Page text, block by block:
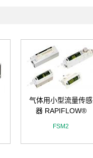
气体用小型流量传感
器 RAPIFLOW®
FSM2